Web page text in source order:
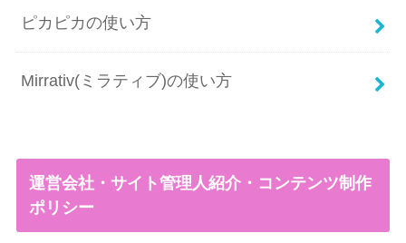
ピカピカの使い方
Mirrativ(ミラティブ)の使い方
運営会社・サイト管理人紹介・コンテンツ制作
ポリシー